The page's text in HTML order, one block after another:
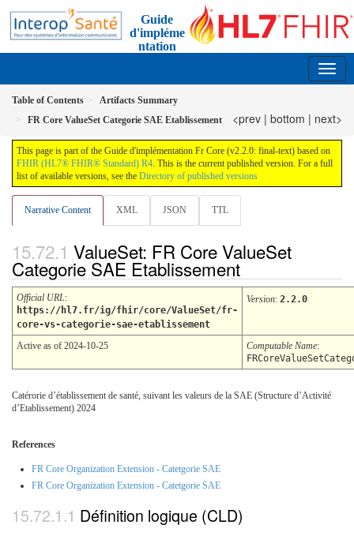
Guide
d'impléme
ntation
Table of Contents
Artifacts Summary
FR Core ValueSet Categorie SAE Etablissement
<prev | bottom | next>
This page is part of the Guide d'implémentation Fr Core (v2.2.0: final-text) based on
FHIR (HL7® FHIR® Standard) R4. This is the current published version. For a full
list of available versions, see the Directory of published versions
Narrative Content XML JSON TTL
ValueSet: FR Core ValueSet
Categorie SAE Etablissement
Official URL:
https://hl7.fr/ig/fhir/core/ValueSet/fr-
core-vs-categorie-sae-etablissement
Version: 2.2.0
Active as of 2024-10-25 Computable Name:
Catérorie d’établissement de santé, suivant les valeurs de la SAE (Structure d’Activité
d’Etablissement) 2024
References
FR Core Organization Extension - Catetgorie SAE
FR Core Organization Extension - Catetgorie SAE
Définition logique (CLD)